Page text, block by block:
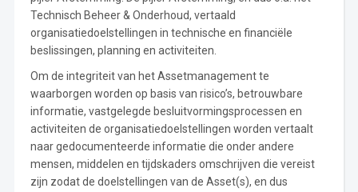
Technisch Beheer & Onderhoud, vertaald
organisatiedoelstellingen in technische en financiële
beslissingen, planning en activiteiten.
Om de integriteit van het Assetmanagement te
waarborgen worden op basis van risico’s, betrouwbare
informatie, vastgelegde besluitvormingsprocessen en
activiteiten de organisatiedoelstellingen worden vertaalt
naar gedocumenteerde informatie die onder andere
mensen, middelen en tijdskaders omschrijven die vereist
zijn zodat de doelstellingen van de Asset(s), en dus